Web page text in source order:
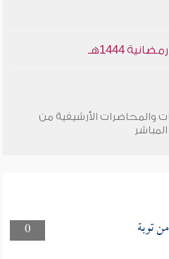
1444هـ
والمحاضرات الأرشيفية من
0 توبة